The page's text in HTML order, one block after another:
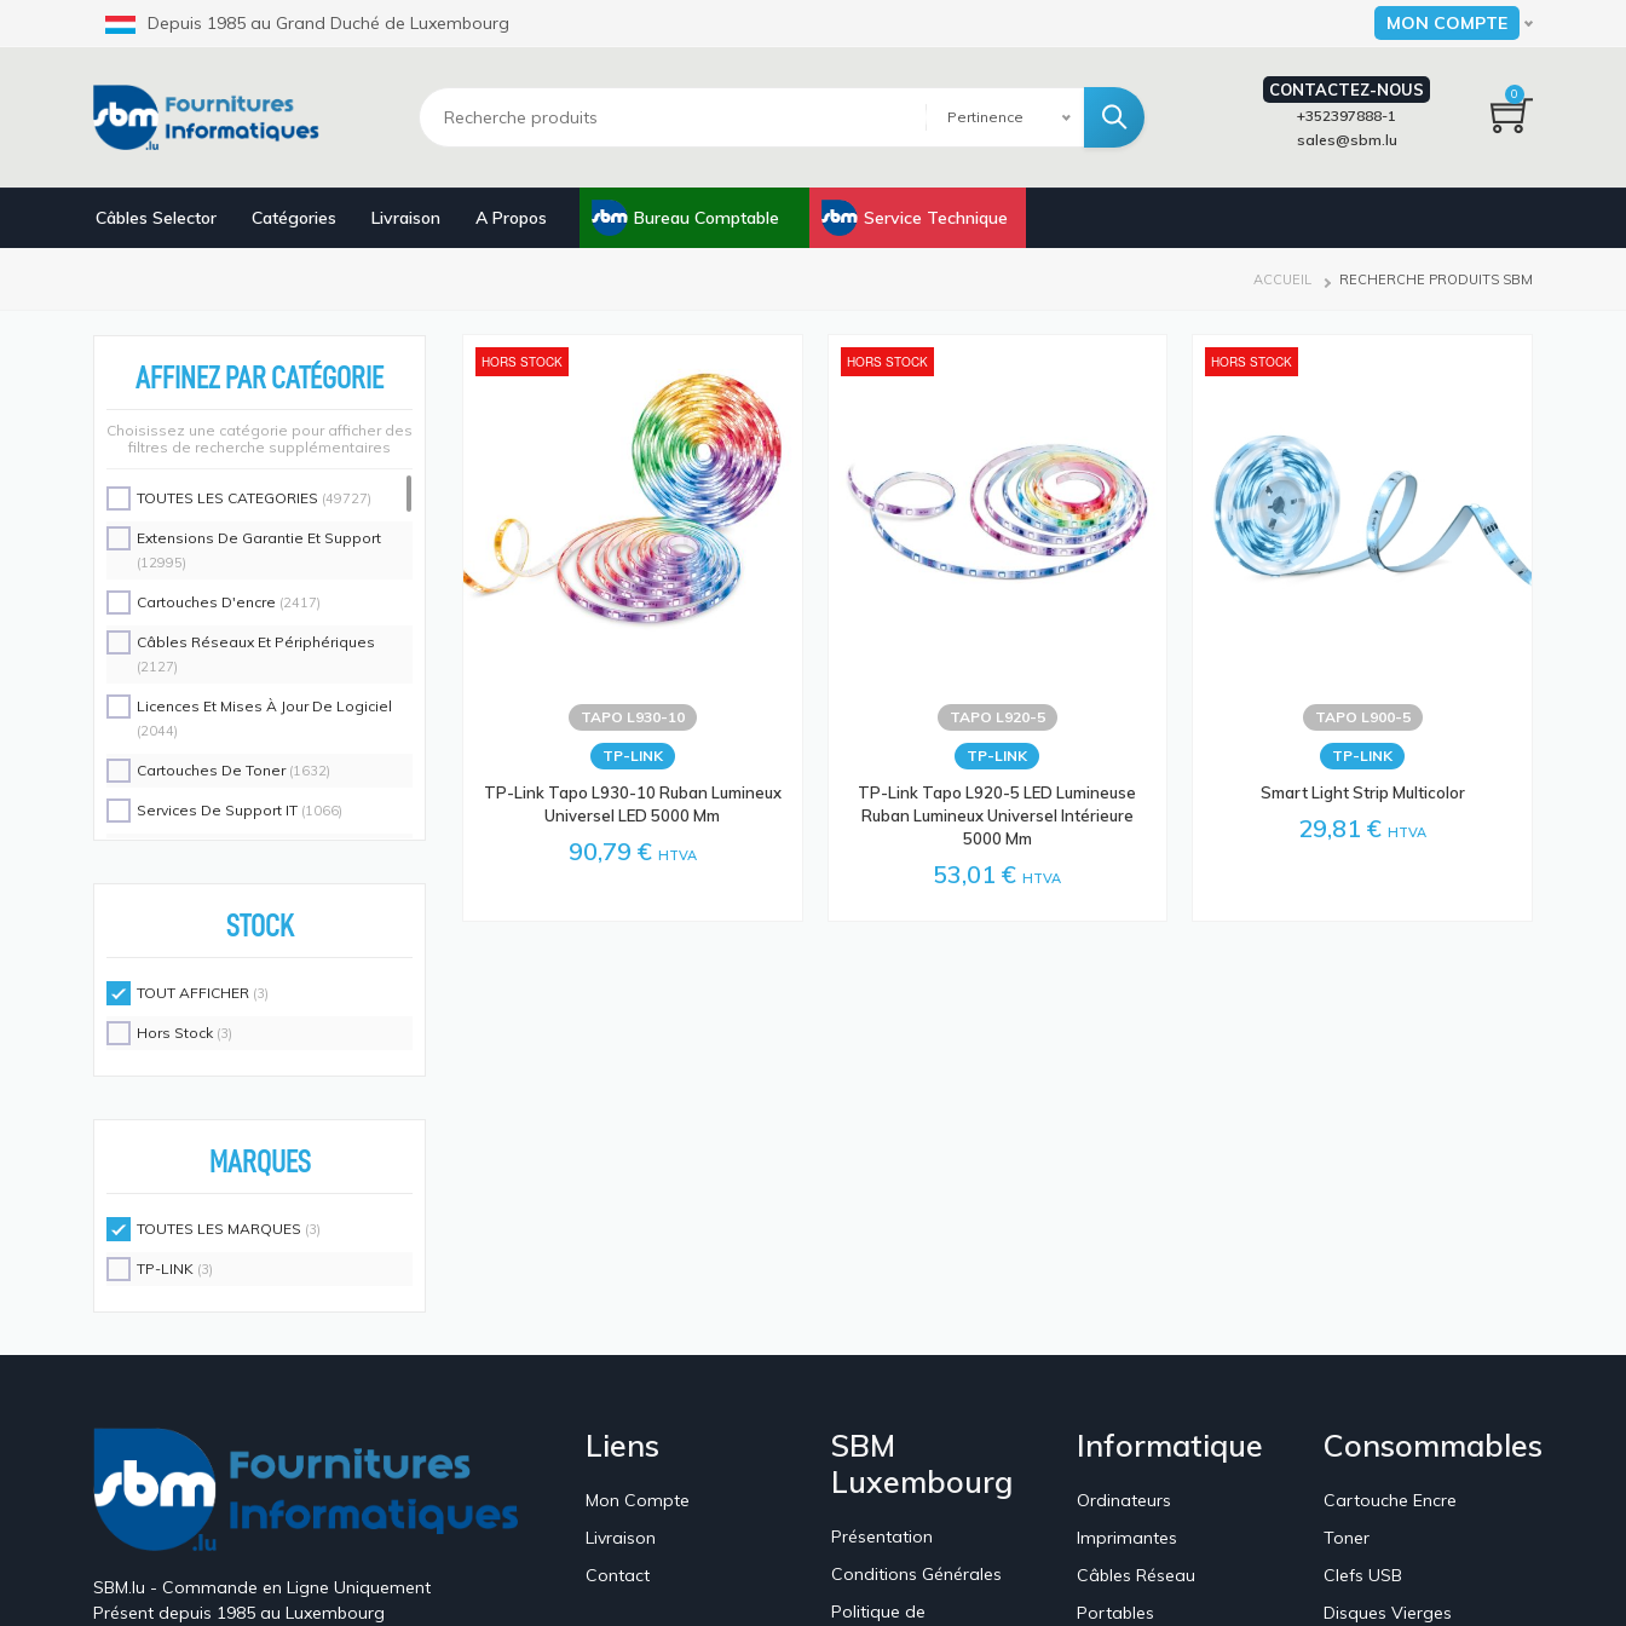
Depuis 1985 au Grand Duché de Luxembourg Select your language
MON COMPTE
Pertinence
CONTACTEZ-NOUS
+352397888-1
sales@sbm.lu
0
Câbles Selector Catégories Livraison A Propos Bureau Comptable Service Technique
FIL
ACCUEIL RECHERCHE PRODUITS SBM
AFFINEZ PAR CATÉGORIE
Choisissez une catégorie pour afficher des
filtres de recherche supplémentaires
TOUTES LES CATEGORIES (49727)
Extensions De Garantie Et Support
(12995)
Cartouches D'encre (2417)
Câbles Réseaux Et Périphériques
(2127)
Licences Et Mises À Jour De Logiciel
(2044)
Cartouches De Toner (1632)
Services De Support IT (1066)
Téléphones Portables
Supports D'écrans
Modules De Mémoire
Cartes Réseau (433)
Kits De Support (408)
(382)
STOCK
TOUT AFFICHER (3)
Hors Stock (3)
MARQUES
TOUTES LES MARQUES (3)
TP-LINK (3)
HORS STOCK
TAPO L930-10
TP-LINK
TP-Link Tapo L930-10 Ruban Lumineux
Universel LED 5000 Mm
90,79 € HTVA
HORS STOCK
TAPO L920-5
TP-LINK
TP-Link Tapo L920-5 LED Lumineuse
Ruban Lumineux Universel Intérieure
5000 Mm
53,01 € HTVA
HORS STOCK
TAPO L900-5
TP-LINK
Smart Light Strip Multicolor
29,81 € HTVA
SBM.lu - Commande en Ligne Uniquement
Présent depuis 1985 au Luxembourg
Liens
Mon Compte
Livraison
Contact
SBM
Luxembourg
Présentation
Conditions Générales
Politique de
Informatique
Ordinateurs
Imprimantes
Câbles Réseau
Portables
Consommables
Cartouche Encre
Toner
Clefs USB
Disques Vierges